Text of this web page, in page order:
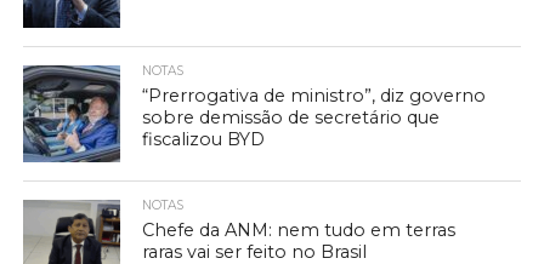
NOTAS
“Prerrogativa de ministro”, diz governo
sobre demissão de secretário que
fiscalizou BYD
NOTAS
Chefe da ANM: nem tudo em terras
raras vai ser feito no Brasil